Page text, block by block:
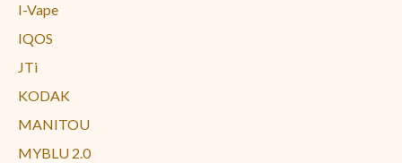
I-Vape
IQOS
JTi
KODAK
MANITOU
MYBLU 2.0